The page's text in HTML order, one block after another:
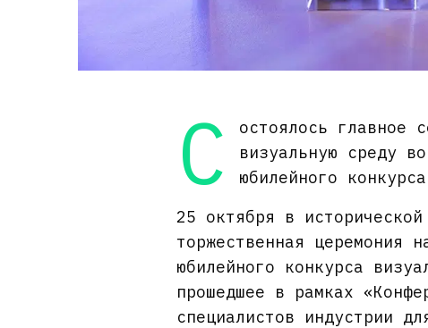
С
остоялось главное
визуальную среду
юбилейного
25 октября в
торжественная церемония
юбилейного конкурса
прошедшее в рамках
специалистов индустрии